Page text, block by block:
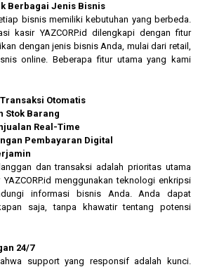
Berbagai Jenis Bisnis
bisnis memiliki kebutuhan yang berbeda.
kasir YAZCORP.id dilengkapi dengan fitur
dengan jenis bisnis Anda, mulai dari retail,
online. Beberapa fitur utama yang kami
Otomatis
Stok Barang
Real-Time
Pembayaran Digital
dan transaksi adalah prioritas utama
menggunakan teknologi enkripsi
informasi bisnis Anda. Anda dapat
saja, tanpa khawatir tentang potensi
24/7
support yang responsif adalah kunci.